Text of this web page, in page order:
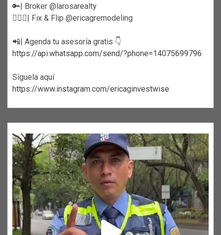
🔑| Broker @larosarealty
👷🏼‍♀️| Fix & Flip @ericagremodeling
📲| Agenda tu asesoría gratis 👇
https://api.whatsapp.com/send/?phone=14075699796
Síguela aquí
https://www.instagram.com/ericaginvestwise